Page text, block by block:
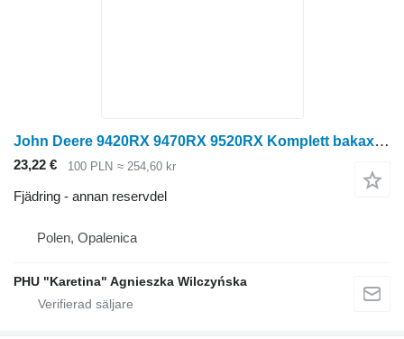
John Deere 9420RX 9470RX 9520RX Komplett bakaxel RE577875 till John Deere
23,22 € 100 PLN ≈ 254,60 kr
Fjädring - annan reservdel
Polen, Opalenica
PHU "Karetina" Agnieszka Wilczyńska